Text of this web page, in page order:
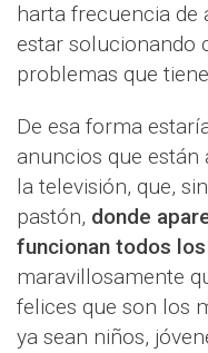
harta frecuencia de
estar solucionando
problemas que
De esa forma
anuncios que
la televisión, que,
pastón, donde
funcionan todos
maravillosamente
felices que son los
ya sean niños,